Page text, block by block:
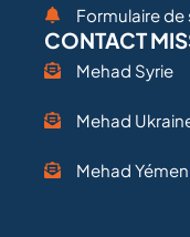
Formulaire
CONTACT
Mehad Syrie
Mehad
Mehad Yémen